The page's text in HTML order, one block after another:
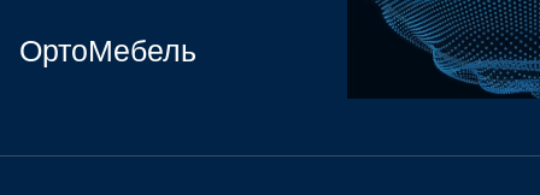
ОртоМебель